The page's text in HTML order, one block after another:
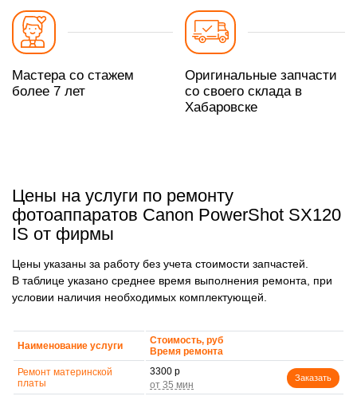
Мастера со стажем
более 7 лет
Оригинальные запчасти
со своего склада в
Хабаровске
Цены на услуги по ремонту
фотоаппаратов Canon PowerShot SX120
IS от фирмы
Цены указаны за работу без учета стоимости запчастей.
В таблице указано среднее время выполнения ремонта, при
условии наличия необходимых комплектующей.
Наименование услуги
Стоимость, руб
Время ремонта
Ремонт материнской
платы
3300 р
Заказать